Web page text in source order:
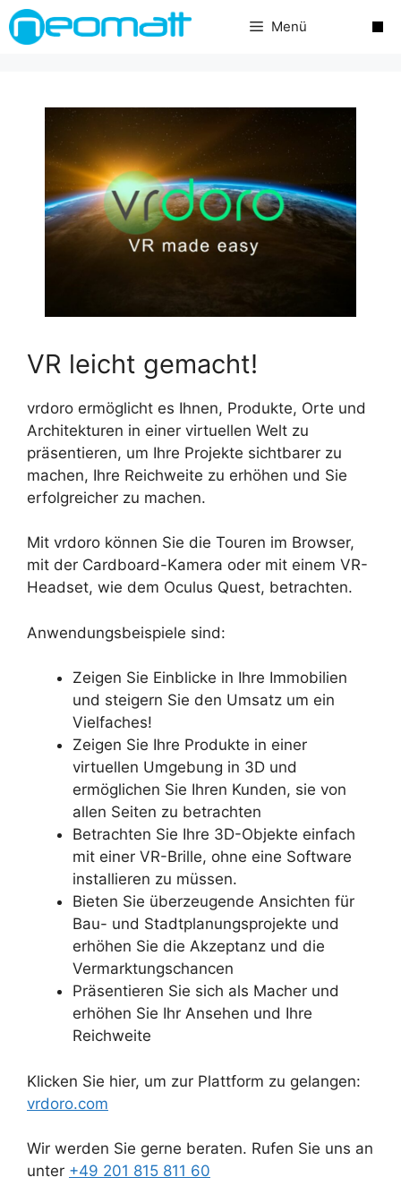
Zum
Inhalt
Menü
VR leicht gemacht!
vrdoro ermöglicht es Ihnen, Produkte, Orte und
Architekturen in einer virtuellen Welt zu
präsentieren, um Ihre Projekte sichtbarer zu
machen, Ihre Reichweite zu erhöhen und Sie
erfolgreicher zu machen.
Mit vrdoro können Sie die Touren im Browser,
mit der Cardboard-Kamera oder mit einem VR-
Headset, wie dem Oculus Quest, betrachten.
Anwendungsbeispiele sind:
Zeigen Sie Einblicke in Ihre Immobilien
und steigern Sie den Umsatz um ein
Vielfaches!
Zeigen Sie Ihre Produkte in einer
virtuellen Umgebung in 3D und
ermöglichen Sie Ihren Kunden, sie von
allen Seiten zu betrachten
Betrachten Sie Ihre 3D-Objekte einfach
mit einer VR-Brille, ohne eine Software
installieren zu müssen.
Bieten Sie überzeugende Ansichten für
Bau- und Stadtplanungsprojekte und
erhöhen Sie die Akzeptanz und die
Vermarktungschancen
Präsentieren Sie sich als Macher und
erhöhen Sie Ihr Ansehen und Ihre
Reichweite
Klicken Sie hier, um zur Plattform zu gelangen:
vrdoro.com
Wir werden Sie gerne beraten. Rufen Sie uns an
unter +49 201 815 811 60